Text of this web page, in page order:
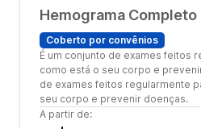
Hemograma Completo
Coberto por convênios
É um conjunto de exames feitos
como está o seu corpo e
de exames feitos regularmente
seu corpo e prevenir doenças.
A partir de: